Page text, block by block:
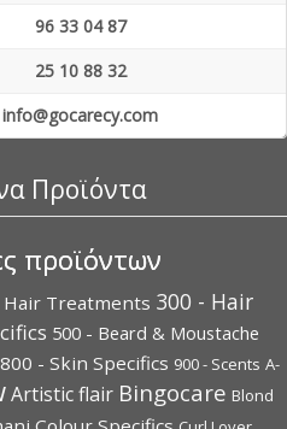
96 33 04 87
25 10 88 32
info@gocarecy.com
Προϊόντα
προϊόντων
Hair Treatments 300 - Hair
500 - Beard & Moustache
800 - Skin Specifics 900 - Scents A-
Artistic flair Bingocare Blond